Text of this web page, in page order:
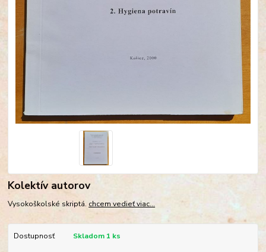
Kolektív autorov
Vysokoškolské skriptá. chcem vedieť viac...
Dostupnosť Skladom 1 ks